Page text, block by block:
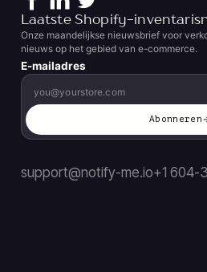
Laatste Shopify-
Onze maandelijkse nieuwsbrief voor
nieuws op het gebied van e-commerce.
E-mailadres
Abonneren
support@notify-me.io+1 604-